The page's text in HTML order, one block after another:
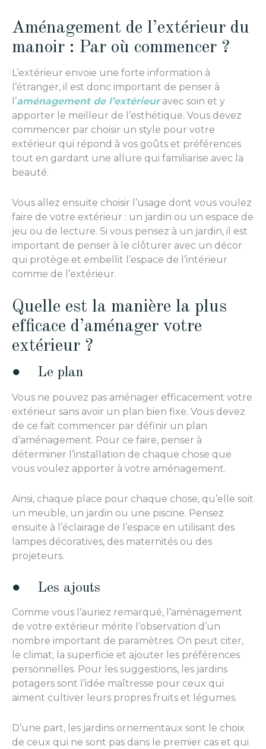
Aménagement de l’extérieur du
manoir : Par où commencer ?
L’extérieur envoie une forte information à
l’étranger, il est donc important de penser à
l’aménagement de l’extérieuravec soin et y
apporter le meilleur de l’esthétique. Vous devez
commencer par choisir un style pour votre
extérieur qui répond à vos goûts et préférences
tout en gardant une allure qui familiarise avec la
beauté.
Vous allez ensuite choisir l’usage dont vous voulez
faire de votre extérieur : un jardin ou un espace de
jeu ou de lecture. Si vous pensez à un jardin, il est
important de penser à le clôturer avec un décor
qui protège et embellit l’espace de l’intérieur
comme de l’extérieur.
Quelle est la manière la plus
efficace d’aménager votre
extérieur ?
● Le plan
Vous ne pouvez pas aménager efficacement votre
extérieur sans avoir un plan bien fixe. Vous devez
de ce fait commencer par définir un plan
d’aménagement. Pour ce faire, penser à
déterminer l’installation de chaque chose que
vous voulez apporter à votre aménagement.
Ainsi, chaque place pour chaque chose, qu’elle soit
un meuble, un jardin ou une piscine. Pensez
ensuite à l’éclairage de l’espace en utilisant des
lampes décoratives, des maternités ou des
projeteurs.
● Les ajouts
Comme vous l’auriez remarqué, l’aménagement
de votre extérieur mérite l’observation d’un
nombre important de paramètres. On peut citer,
le climat, la superficie et ajouter les préférences
personnelles. Pour les suggestions, les jardins
potagers sont l’idée maîtresse pour ceux qui
aiment cultiver leurs propres fruits et légumes.
D’une part, les jardins ornementaux sont le choix
de ceux qui ne sont pas dans le premier cas et qui